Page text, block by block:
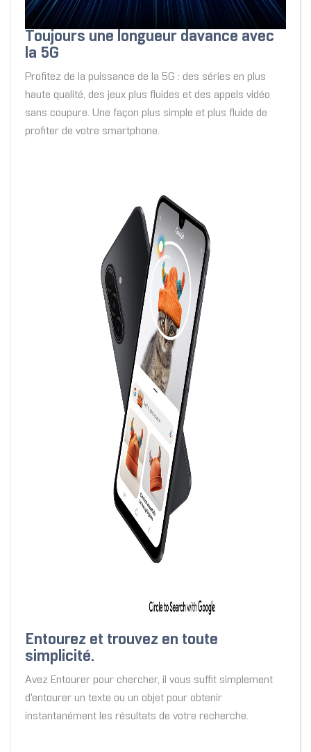
Toujours une longueur davance avec
la 5G
Profitez de la puissance de la 5G : des séries en plus
haute qualité, des jeux plus fluides et des appels vidéo
sans coupure. Une façon plus simple et plus fluide de
profiter de votre smartphone.
Entourez et trouvez en toute
simplicité.
Avez Entourer pour chercher, il vous suffit simplement
d'entourer un texte ou un objet pour obtenir
instantanément les résultats de votre recherche.